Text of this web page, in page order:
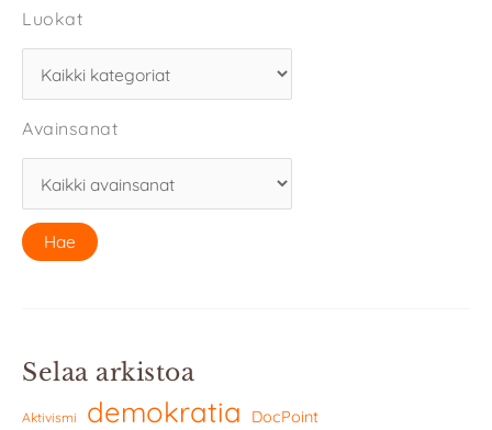
Luokat
Avainsanat
Selaa arkistoa
Aktivismi demokratia DocPoint